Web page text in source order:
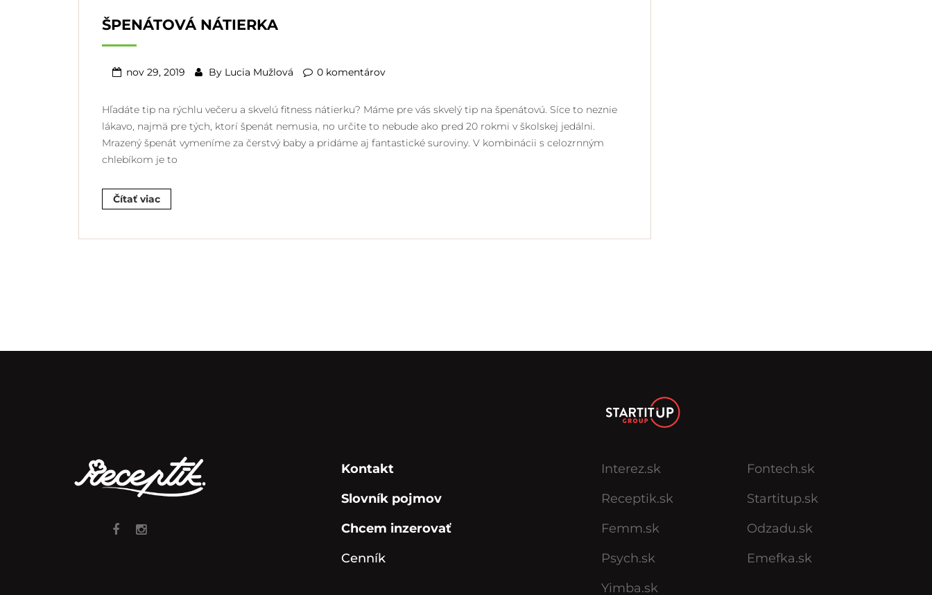
ŠPENÁTOVÁ NÁTIERKA
nov 29, 2019 By Lucia Mužlová 0 komentárov
Hľadáte tip na rýchlu večeru a skvelú fitness nátierku? Máme pre vás skvelý tip na špenátovú. Síce to neznie
lákavo, najmä pre tých, ktorí špenát nemusia, no určite to nebude ako pred 20 rokmi v školskej jedálni.
Mrazený špenát vymeníme za čerstvý baby a pridáme aj fantastické suroviny. V kombinácii s celozrnným
chlebíkom je to
Čítať viac
Kontakt
Slovník pojmov
Chcem inzerovať
Cenník
Interez.sk
Receptik.sk
Femm.sk
Psych.sk
Yimba.sk
Fontech.sk
Startitup.sk
Odzadu.sk
Emefka.sk